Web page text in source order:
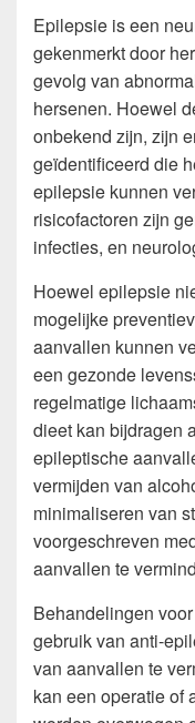
Epilepsie is een
gekenmerkt door
gevolg van
hersenen. Hoewel
onbekend zijn, zijn
geïdentificeerd die
epilepsie kunnen
risicofactoren zijn
infecties, en
Hoewel epilepsie
mogelijke
aanvallen kunnen
een gezonde
regelmatige
dieet kan bijdragen
epileptische
vermijden van
minimaliseren van
voorgeschreven
aanvallen te
Behandelingen
gebruik van anti-
van aanvallen te
kan een operatie of